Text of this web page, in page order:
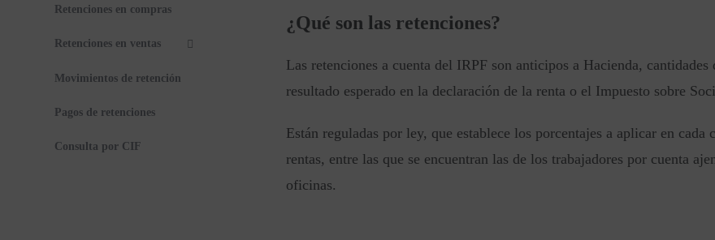
¿Qué son las retenciones?
Las retenciones a cuenta del IRPF son anticipos a Hacienda,
resultado esperado en la declaración de la renta o el Impuesto sobre
Están reguladas por ley, que establece los porcentajes a aplicar en
rentas, entre las que se encuentran las de los trabajadores por cuenta
oficinas.
Retenciones en compras
Retenciones en ventas
Movimientos de retención
Pagos de retenciones
Consulta por CIF